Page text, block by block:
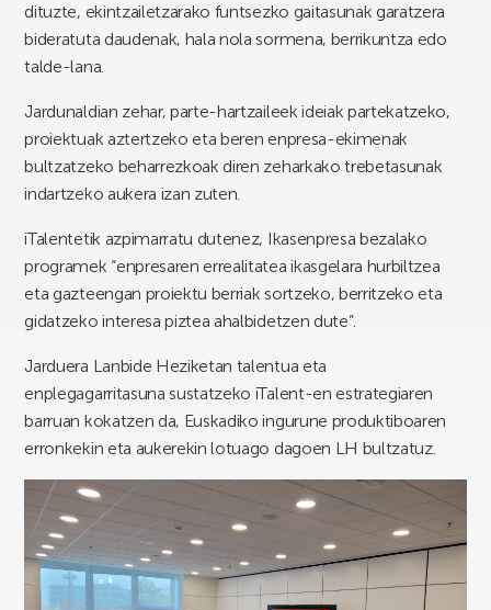
dituzte, ekintzailetzarako funtsezko gaitasunak garatzera
bideratuta daudenak, hala nola sormena, berrikuntza edo
talde-lana.
Jardunaldian zehar, parte-hartzaileek ideiak partekatzeko,
proiektuak aztertzeko eta beren enpresa-ekimenak
bultzatzeko beharrezkoak diren zeharkako trebetasunak
indartzeko aukera izan zuten.
iTalentetik azpimarratu dutenez, Ikasenpresa bezalako
programek “enpresaren errealitatea ikasgelara hurbiltzea
eta gazteengan proiektu berriak sortzeko, berritzeko eta
gidatzeko interesa piztea ahalbidetzen dute”.
Jarduera Lanbide Heziketan talentua eta
enplegagarritasuna sustatzeko iTalent-en estrategiaren
barruan kokatzen da, Euskadiko ingurune produktiboaren
erronkekin eta aukerekin lotuago dagoen LH bultzatuz.